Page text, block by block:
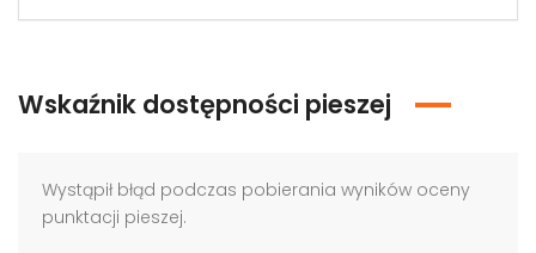
Wskaźnik dostępności pieszej
Wystąpił błąd podczas pobierania wyników oceny
punktacji pieszej.